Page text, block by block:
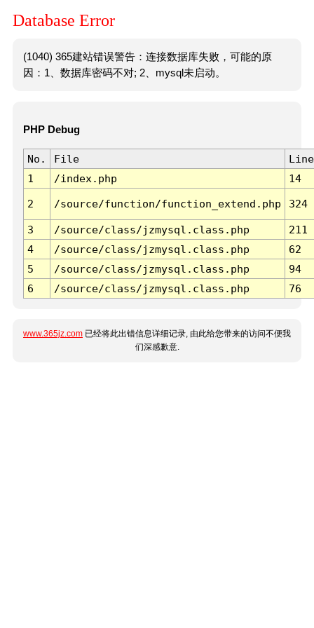
Database Error
(1040) 365建站错误警告：连接数据库失败，可能的原
因：1、数据库密码不对; 2、mysql未启动。
PHP Debug
No. File
Line
1
/index.php 14
2 /source/function/function_extend.php 324
3 /source/class/jzmysql.class.php
211
4
/source/class/jzmysql.class.php
62
5
/source/class/jzmysql.class.php
94
6
/source/class/jzmysql.class.php 76
www.365jz.com 已经将此出错信息详细记录, 由此给您带来的访问不便我
们深感歉意.